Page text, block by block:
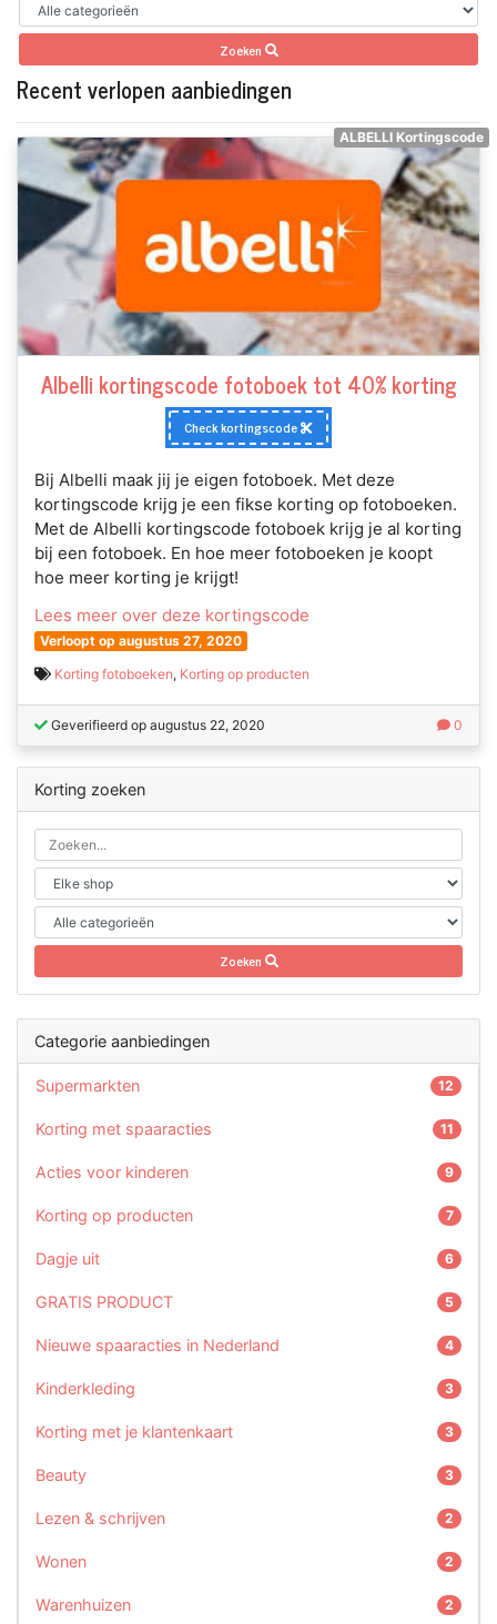
Zoeken
Recent verlopen aanbiedingen
ALBELLI Kortingscode
Albelli kortingscode fotoboek tot 40% korting
Check kortingscode
Bij Albelli maak jij je eigen fotoboek. Met deze
kortingscode krijg je een fikse korting op fotoboeken.
Met de Albelli kortingscode fotoboek krijg je al korting
bij een fotoboek. En hoe meer fotoboeken je koopt
hoe meer korting je krijgt!
Lees meer over deze kortingscode
Verloopt op augustus 27, 2020
Korting fotoboeken, Korting op producten
Geverifieerd op augustus 22, 2020 0
Korting zoeken
Zoeken
Categorie aanbiedingen
Supermarkten 12
Korting met spaaracties 11
Acties voor kinderen 9
Korting op producten 7
Dagje uit 6
GRATIS PRODUCT 5
Nieuwe spaaracties in Nederland 4
Kinderkleding 3
Korting met je klantenkaart 3
Beauty 3
Lezen & schrijven 2
Wonen 2
Warenhuizen 2